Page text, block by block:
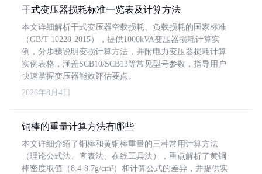
干式变压器损耗标准一览表及计算方法
本文详细解析干式变压器空载损耗、负载损耗的国家标准
（GB/T 10228-2015），提供1000kVA变压器损耗计算实
例，分步骤说明变损计算方法，并附电力变压器损耗计算
实例表格，涵盖SCB10/SCB13等常见型号参数，指导用户
快速掌握变压器能效评估要点。
2026年8月4日
铜棒的重量计算方法有哪些
本文详细介绍了铜棒和黄铜棒重量的三种常用计算方法
（理论公式法、查表法、在线工具法），重点解析了黄铜
棒密度取值（8.4-8.7g/cm³）和计算公式的差异，并提供实